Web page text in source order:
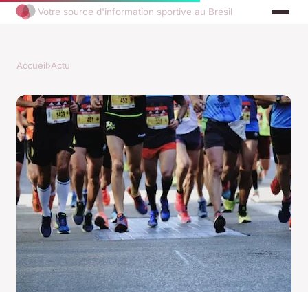
Votre source d'information sportive au Brésil
Accueil›Actu